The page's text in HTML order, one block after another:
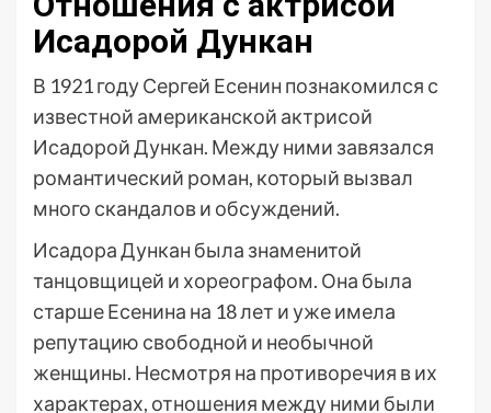
Исадорой Дункан
В 1921 году Сергей Есенин познакомился с
известной американской актрисой
Исадорой Дункан. Между ними завязался
романтический роман, который вызвал
много скандалов и обсуждений.
Исадора Дункан была знаменитой
танцовщицей и хореографом. Она была
старше Есенина на 18 лет и уже имела
репутацию свободной и необычной
женщины. Несмотря на противоречия в их
характерах, отношения между ними были